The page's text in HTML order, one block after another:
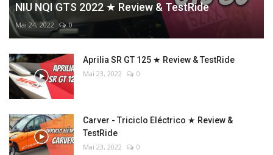
NIU NQI GTS 2022 ★ Review & TestRide
Mai 24, 2022 0
Aprilia SR GT 125 ★ Review & TestRide
Mai 23, 2022 0
Carver - Triciclo Eléctrico ★ Review &
TestRide
Mai 23, 2022 0